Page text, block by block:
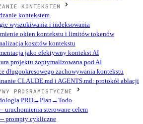
KONTEKSTEM
kontekstem
wyszukiwania i indeksowania
okien kontekstu i limitów tokenów
kosztów kontekstu
jako efektywny kontekst AI
projektu zoptymalizowana pod AI
długookresowego zachowywania kontekstu
CLAUDE.md i AGENTS.md: protokół ablacji
PROGRAMISTYCZNE
PRD→Plan→Todo
uruchomienia sterowane celem
prompty cykliczne